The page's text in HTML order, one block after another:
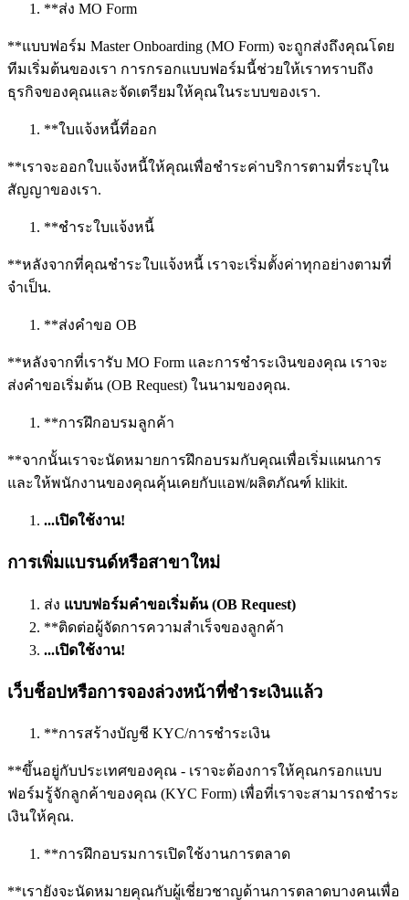
**ส่ง MO Form
**แบบฟอร์ม Master Onboarding (MO Form) จะถูกส่งถึงคุณโดย
ทีมเริ่มต้นของเรา การกรอกแบบฟอร์มนี้ช่วยให้เราทราบถึง
ธุรกิจของคุณและจัดเตรียมให้คุณในระบบของเรา.
**ใบแจ้งหนี้ที่ออก
**เราจะออกใบแจ้งหนี้ให้คุณเพื่อชำระค่าบริการตามที่ระบุใน
สัญญาของเรา.
**ชำระใบแจ้งหนี้
**หลังจากที่คุณชำระใบแจ้งหนี้ เราจะเริ่มตั้งค่าทุกอย่างตามที่
จำเป็น.
**ส่งคำขอ OB
**หลังจากที่เรารับ MO Form และการชำระเงินของคุณ เราจะ
ส่งคำขอเริ่มต้น (OB Request) ในนามของคุณ.
**การฝึกอบรมลูกค้า
**จากนั้นเราจะนัดหมายการฝึกอบรมกับคุณเพื่อเริ่มแผนการ
และให้พนักงานของคุณคุ้นเคยกับแอพ/ผลิตภัณฑ์ klikit.
...เปิดใช้งาน!
การเพิ่มแบรนด์หรือสาขาใหม่
ส่ง แบบฟอร์มคำขอเริ่มต้น (OB Request)
**ติดต่อผู้จัดการความสำเร็จของลูกค้า
...เปิดใช้งาน!
เว็บช็อปหรือการจองล่วงหน้าที่ชำระเงินแล้ว
**การสร้างบัญชี KYC/การชำระเงิน
**ขึ้นอยู่กับประเทศของคุณ - เราจะต้องการให้คุณกรอกแบบ
ฟอร์มรู้จักลูกค้าของคุณ (KYC Form) เพื่อที่เราจะสามารถชำระ
เงินให้คุณ.
**การฝึกอบรมการเปิดใช้งานการตลาด
**เรายังจะนัดหมายคุณกับผู้เชี่ยวชาญด้านการตลาดบางคนเพื่อ